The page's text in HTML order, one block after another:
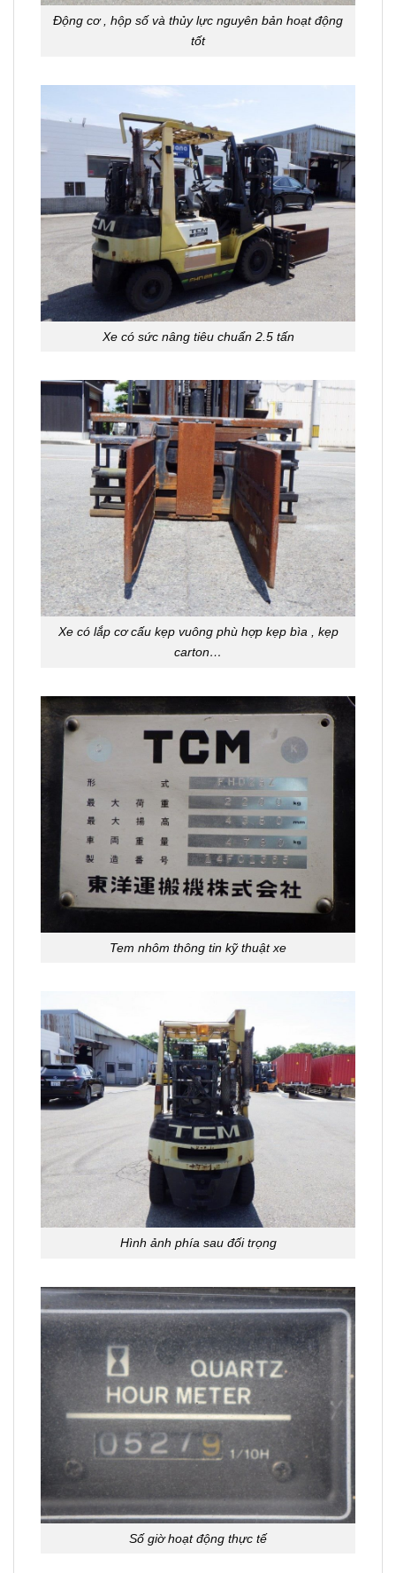
Động cơ , hộp số và thủy lực nguyên bản hoạt động
tốt
Xe có sức nâng tiêu chuẩn 2.5 tấn
Xe có lắp cơ cấu kẹp vuông phù hợp kẹp bìa , kẹp
carton…
Tem nhôm thông tin kỹ thuật xe
Hình ảnh phía sau đối trọng
Số giờ hoạt động thực tế